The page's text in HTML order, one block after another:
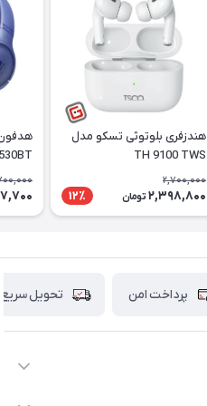
هندزفری بلوتوثی تسکو مدل
TH 9100 TWS
2,700,000
2,398,800 تومان 12٪
پرداخت امن تحویل سریع